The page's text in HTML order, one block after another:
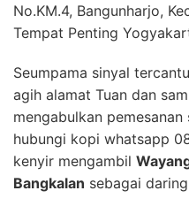
No.KM.4, Bangunharjo,
Tempat Penting
Seumpama sinyal
agih alamat Tuan dan
mengabulkan
hubungi kopi whatsapp
kenyir mengambil
Bangkalan sebagai